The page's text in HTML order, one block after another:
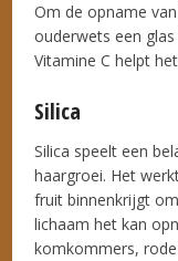
Om de opname
ouderwets een
Vitamine C helpt
Silica
Silica speelt een
haargroei. Het
fruit binnenkrijgt
lichaam het kan
komkommers,